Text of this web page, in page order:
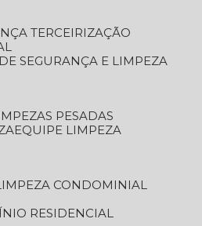
TERCEIRIZAÇÃO
DE SEGURANÇA E LIMPEZA
PESADAS
EQUIPE LIMPEZA
LIMPEZA CONDOMINIAL
RESIDENCIAL